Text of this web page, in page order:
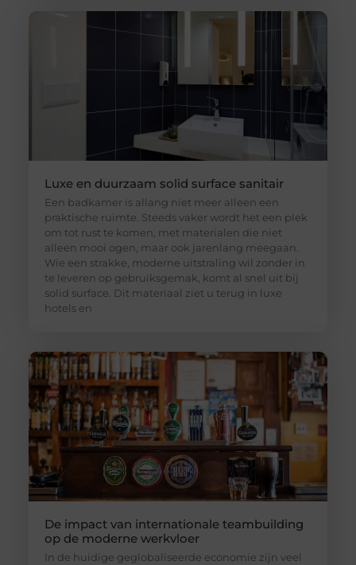
Luxe en duurzaam solid surface sanitair
Een badkamer is allang niet meer alleen een
praktische ruimte. Steeds vaker wordt het een plek
om tot rust te komen, met materialen die niet
alleen mooi ogen, maar ook jarenlang meegaan.
Wie een strakke, moderne uitstraling wil zonder in
te leveren op gebruiksgemak, komt al snel uit bij
solid surface. Dit materiaal ziet u terug in luxe
hotels en
De impact van internationale teambuilding
op de moderne werkvloer
In de huidige geglobaliseerde economie zijn veel